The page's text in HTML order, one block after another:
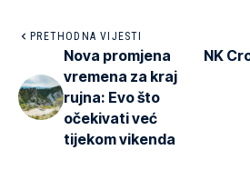
PRETHODNA VIJESTI
Nova promjena
vremena za kraj
rujna: Evo što
očekivati već
tijekom vikenda
NK